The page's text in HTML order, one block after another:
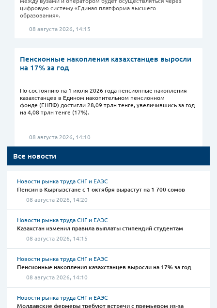
Все новости
Новости рынка труда СНГ и ЕАЭС
Пенсии в Кыргызстане с 1 октября вырастут на 1 700 сомов
08 августа 2026, 14:20
Новости рынка труда СНГ и ЕАЭС
Казахстан изменил правила выплаты стипендий студентам
08 августа 2026, 14:15
Новости рынка труда СНГ и ЕАЭС
Пенсионные накопления казахстанцев выросли на 17% за год
08 августа 2026, 14:10
Новости рынка труда СНГ и ЕАЭС
Молдавские фермеры требуют встречи с премьером из-за
цифровую систему «Единая платформа высшего
образования».
08 августа 2026, 14:15
Пенсионные накопления казахстанцев выросли
на 17% за год
По состоянию на 1 июля 2026 года пенсионные накопления
казахстанцев в Едином накопительном пенсионном
фонде (ЕНПФ) достигли 28,09 трлн тенге, увеличившись за год
на 4,08 трлн тенге (17%).
08 августа 2026, 14:10